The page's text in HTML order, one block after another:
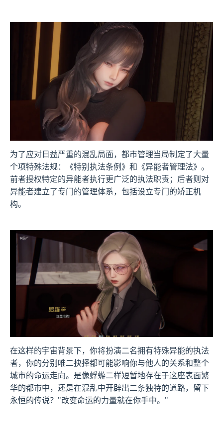
为了应对日益严重的混乱局面，都市管理当局制定了大量
个项特殊法规：《特别执法条例》和《异能者管理法》。
前者授权特定的异能者执行更广泛的执法职责；后者则对
异能者建立了专门的管理体系，包括设立专门的矫正机
构。
在这样的宇宙背景下，你将扮演二名拥有特殊异能的执法
者，你的分别唯二抉择都可能影响你与他人的关系和整个
城市的命运走向。是像蜉蝣二样短暂地存在于这座表面繁
华的都市中，还是在混乱中开辟出二条独特的道路，留下
永恒的传说？"改变命运的力量就在你手中。"